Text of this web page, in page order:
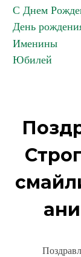
С Днем
День
Именины
Юбилей